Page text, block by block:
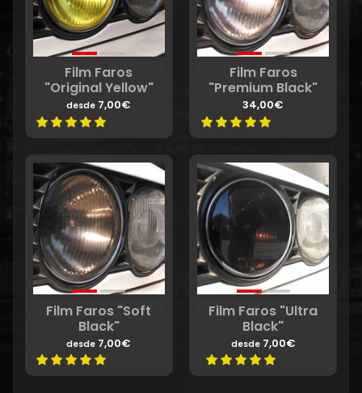
Film Faros
"Original Yellow"
desde 7,00€
Film Faros
"Premium Black"
34,00€
Film Faros "Soft
Black"
desde 7,00€
Film Faros "Ultra
Black"
desde 7,00€